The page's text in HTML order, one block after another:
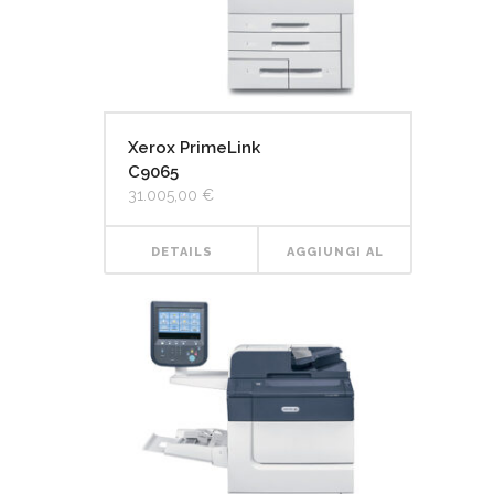
Xerox PrimeLink
C9065
31.005,00 €
DETAILS AGGIUNGI AL